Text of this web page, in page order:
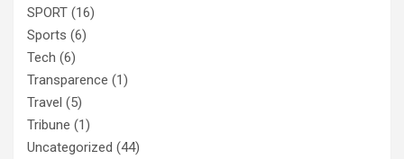
SPORT (16)
Sports (6)
Tech (6)
Transparence (1)
Travel (5)
Tribune (1)
Uncategorized (44)